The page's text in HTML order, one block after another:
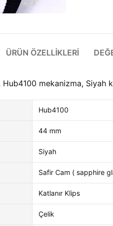
ÜRÜN ÖZELLIKLERI
mekanizma, Siyah
Hub4100
44 mm
Siyah
Safir Cam ( sapphire
Katlanır Klips
Çelik